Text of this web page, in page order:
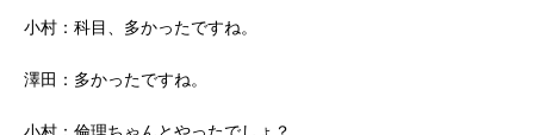
小村：科目、多かったですね。
澤田：多かったですね。
小村：倫理ちゃんとやったでしょ？